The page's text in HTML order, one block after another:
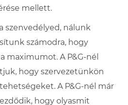
mellett.
szenvedélyed, nálunk
számodra, hogy
maximumot. A P&G-nél
hogy szervezetünkön
A P&G-nél már
hogy olyasmit